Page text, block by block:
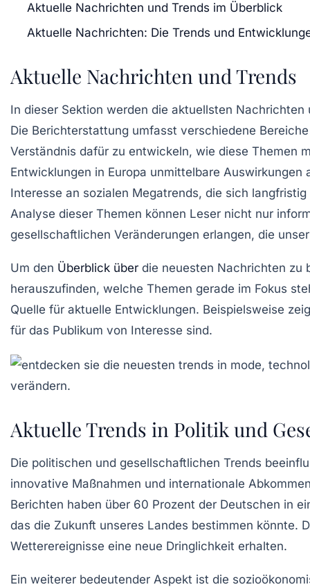
Aktuelle Nachrichten und Trends im Überblick
Aktuelle Nachrichten: Die Trends und
Aktuelle Nachrichten und Trends
In dieser Sektion werden die aktuellsten Nachrichten
Die Berichterstattung umfasst verschiedene
Verständnis dafür zu entwickeln, wie diese Themen
Entwicklungen in Europa unmittelbare Auswirkungen
Interesse an sozialen Megatrends, die sich
Analyse dieser Themen können Leser nicht nur
gesellschaftlichen Veränderungen erlangen, die
Um den Überblick über die neuesten Nachrichten zu
herauszufinden, welche Themen gerade im Fokus
Quelle für aktuelle Entwicklungen. Beispielsweise
für das Publikum von Interesse sind.
Aktuelle Trends in Politik und
Die politischen und gesellschaftlichen Trends
innovative Maßnahmen und internationale
Berichten haben über 60 Prozent der Deutschen in
das die Zukunft unseres Landes bestimmen könnte.
Wetterereignisse eine neue Dringlichkeit erhalten.
Ein weiterer bedeutender Aspekt ist die